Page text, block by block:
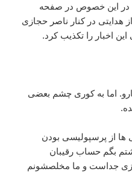
در این خصوص در صفحه
هدایتی در کنار ناصر حجازی
اخبار را تکذیب کرد.
اما به کوری چشم بعضی
ها از پرسپولیسی بودن
بگم حساب رقیبان
جداست و ما مخلصشونم